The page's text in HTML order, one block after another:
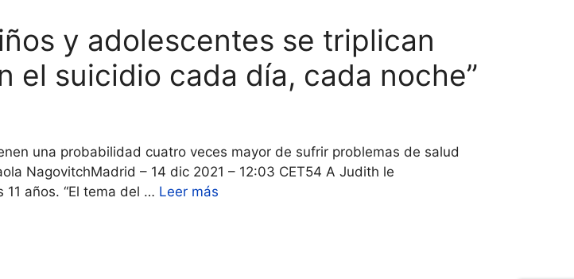
y adolescentes se triplican
el suicidio cada día, cada noche”
una probabilidad cuatro veces mayor de sufrir problemas de salud
NagovitchMadrid – 14 dic 2021 – 12:03 CET54 A Judith le
años. “El tema del … Leer más